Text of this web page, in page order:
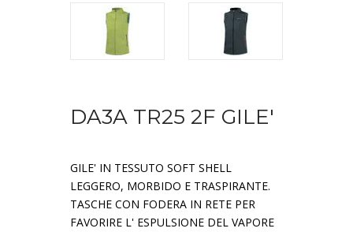
DA3A TR25 2F GILE'
GILE' IN TESSUTO SOFT SHELL
LEGGERO, MORBIDO E TRASPIRANTE.
TASCHE CON FODERA IN RETE PER
FAVORIRE L' ESPULSIONE DEL VAPORE